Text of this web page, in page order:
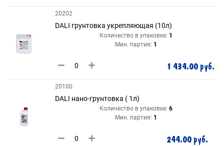
20202
DALI грунтовка укрепляющая (10л)
Количество в упаковке: 1
Мин. партия: 1
1 434.00 руб.
20100
DALI нано-грунтовка ( 1л)
Количество в упаковке: 6
Мин. партия: 1
244.00 руб.